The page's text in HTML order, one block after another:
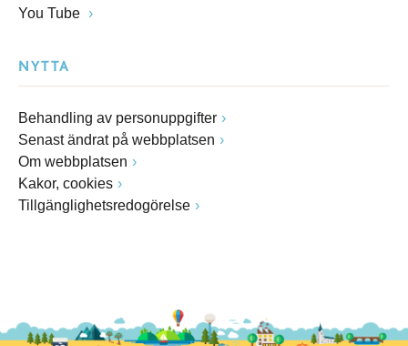
You Tube
NYTTA
Behandling av personuppgifter
Senast ändrat på webbplatsen
Om webbplatsen
Kakor, cookies
Tillgänglighetsredogörelse